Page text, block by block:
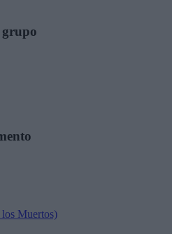
grupo
Muertos)